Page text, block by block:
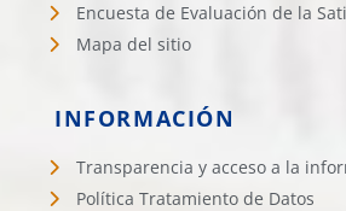
Encuesta de Evaluación de la
Mapa del sitio
INFORMACIÓN
Transparencia y acceso a la
Política Tratamiento de Datos